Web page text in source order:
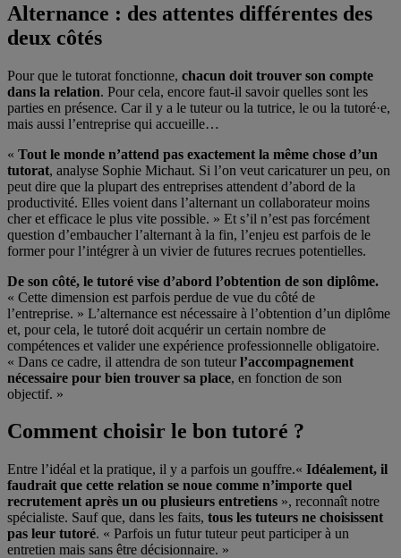
Alternance : des attentes différentes des
deux côtés
Pour que le tutorat fonctionne, chacun doit trouver son compte
dans la relation. Pour cela, encore faut-il savoir quelles sont les
parties en présence. Car il y a le tuteur ou la tutrice, le ou la tutoré·e,
mais aussi l’entreprise qui accueille…
« Tout le monde n’attend pas exactement la même chose d’un
tutorat, analyse Sophie Michaut. Si l’on veut caricaturer un peu, on
peut dire que la plupart des entreprises attendent d’abord de la
productivité. Elles voient dans l’alternant un collaborateur moins
cher et efficace le plus vite possible. » Et s’il n’est pas forcément
question d’embaucher l’alternant à la fin, l’enjeu est parfois de le
former pour l’intégrer à un vivier de futures recrues potentielles.
De son côté, le tutoré vise d’abord l’obtention de son diplôme.
« Cette dimension est parfois perdue de vue du côté de
l’entreprise. » L’alternance est nécessaire à l’obtention d’un diplôme
et, pour cela, le tutoré doit acquérir un certain nombre de
compétences et valider une expérience professionnelle obligatoire.
« Dans ce cadre, il attendra de son tuteurl’accompagnement
nécessaire pour bien trouver sa place, en fonction de son
objectif. »
Comment choisir le bon tutoré ?
Entre l’idéal et la pratique, il y a parfois un gouffre.« Idéalement, il
faudrait que cette relation se noue comme n’importe quel
recrutement après un ou plusieurs entretiens », reconnaît notre
spécialiste. Sauf que, dans les faits, tous les tuteurs ne choisissent
pas leur tutoré. « Parfois un futur tuteur peut participer à un
entretien mais sans être décisionnaire. »